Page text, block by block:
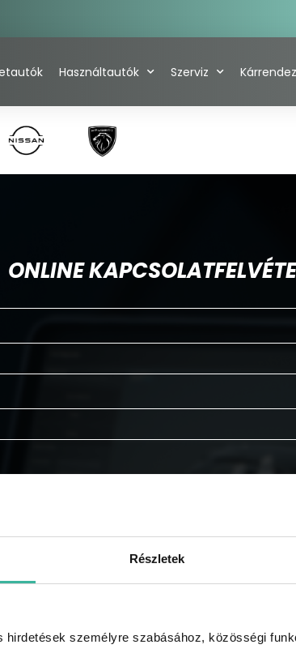
Részletek
hirdetések személyre szabásához, közösségi
Használtautók Szerviz
ONLINE